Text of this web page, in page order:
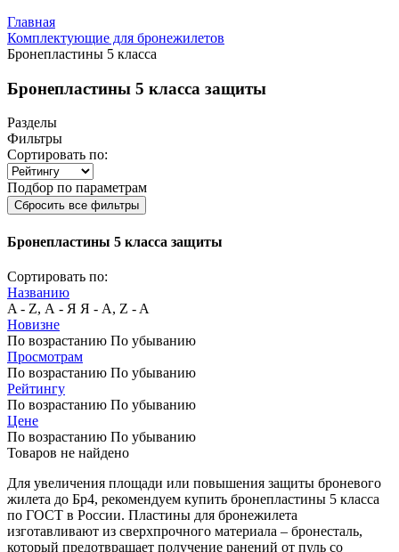
Главная
Комплектующие для бронежилетов
Бронепластины 5 класса
Бронепластины 5 класса защиты
Разделы
Фильтры
Сортировать по:
Подбор по параметрам
Сбросить все фильтры
Бронепластины 5 класса защиты
Сортировать по:
Названию
A - Z, А - Я Я - А, Z - A
Новизне
По возрастанию По убыванию
Просмотрам
По возрастанию По убыванию
Рейтингу
По возрастанию По убыванию
Цене
По возрастанию По убыванию
Товаров не найдено
Для увеличения площади или повышения защиты броневого
жилета до Бр4, рекомендуем купить бронепластины 5 класса
по ГОСТ в России. Пластины для бронежилета
изготавливают из сверхпрочного материала – бронесталь,
который предотвращает получение ранений от пуль со